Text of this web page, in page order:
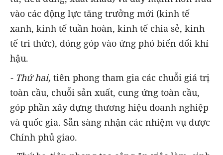
vào các động lực tăng trưởng mới (kinh tế
xanh, kinh tế tuần hoàn, kinh tế chia sẻ, kinh
tế tri thức), đóng góp vào ứng phó biến đổi khí
hậu.
- Thứ hai, tiên phong tham gia các chuỗi giá trị
toàn cầu, chuỗi sản xuất, cung ứng toàn cầu,
góp phần xây dựng thương hiệu doanh nghiệp
và quốc gia. Sẵn sàng nhận các nhiệm vụ được
Chính phủ giao.